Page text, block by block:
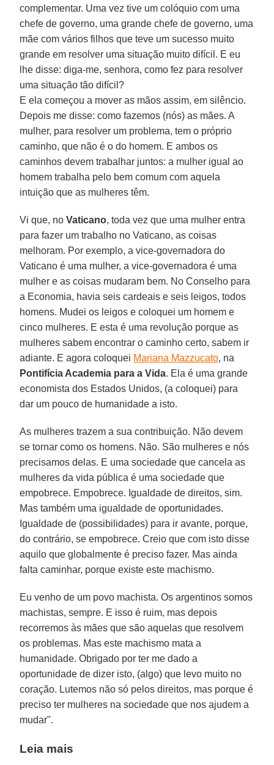
complementar. Uma vez tive um colóquio com uma
chefe de governo, uma grande chefe de governo, uma
mãe com vários filhos que teve um sucesso muito
grande em resolver uma situação muito difícil. E eu
lhe disse: diga-me, senhora, como fez para resolver
uma situação tão difícil?
E ela começou a mover as mãos assim, em silêncio.
Depois me disse: como fazemos (nós) as mães. A
mulher, para resolver um problema, tem o próprio
caminho, que não é o do homem. E ambos os
caminhos devem trabalhar juntos: a mulher igual ao
homem trabalha pelo bem comum com aquela
intuição que as mulheres têm.
Vi que, noVaticano, toda vez que uma mulher entra
para fazer um trabalho no Vaticano, as coisas
melhoram. Por exemplo, a vice-governadora do
Vaticano é uma mulher, a vice-governadora é uma
mulher e as coisas mudaram bem. No Conselho para
a Economia, havia seis cardeais e seis leigos, todos
homens. Mudei os leigos e coloquei um homem e
cinco mulheres. E esta é uma revolução porque as
mulheres sabem encontrar o caminho certo, sabem ir
adiante. E agora coloquei Mariana Mazzucato, na
Pontifícia Academia para a Vida. Ela é uma grande
economista dos Estados Unidos, (a coloquei) para
dar um pouco de humanidade a isto.
As mulheres trazem a sua contribuição. Não devem
se tornar como os homens. Não. São mulheres e nós
precisamos delas. E uma sociedade que cancela as
mulheres da vida pública é uma sociedade que
empobrece. Empobrece. Igualdade de direitos, sim.
Mas também uma igualdade de oportunidades.
Igualdade de (possibilidades) para ir avante, porque,
do contrário, se empobrece. Creio que com isto disse
aquilo que globalmente é preciso fazer. Mas ainda
falta caminhar, porque existe este machismo.
Eu venho de um povo machista. Os argentinos somos
machistas, sempre. E isso é ruim, mas depois
recorremos às mães que são aquelas que resolvem
os problemas. Mas este machismo mata a
humanidade. Obrigado por ter me dado a
oportunidade de dizer isto, (algo) que levo muito no
coração. Lutemos não só pelos direitos, mas porque é
preciso ter mulheres na sociedade que nos ajudem a
mudar".
Leia mais